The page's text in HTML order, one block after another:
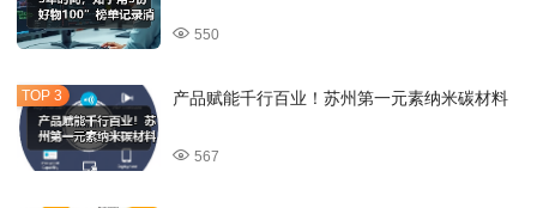
550
产品赋能千行百业！苏州第一元素纳米碳材料
567